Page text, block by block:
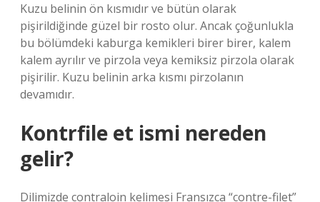
Kuzu belinin ön kısmıdır ve bütün olarak
pişirildiğinde güzel bir rosto olur. Ancak çoğunlukla
bu bölümdeki kaburga kemikleri birer birer, kalem
kalem ayrılır ve pirzola veya kemiksiz pirzola olarak
pişirilir. Kuzu belinin arka kısmı pirzolanın
devamıdır.
Kontrfile et ismi nereden
gelir?
Dilimizde contraloin kelimesi Fransızca “contre-filet”